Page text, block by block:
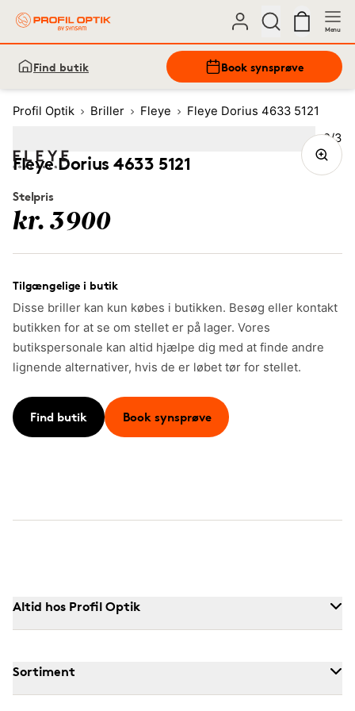
Menu
Find butik Book synsprøve
Profil Optik Briller Fleye Fleye Dorius 4633 5121
Fleye Dorius 4633 5121
Stelpris
kr. 3900
Tilgængelige i butik
Disse briller kan kun købes i butikken. Besøg eller kontakt
butikken for at se om stellet er på lager. Vores
butikspersonale kan altid hjælpe dig med at finde andre
lignende alternativer, hvis de er løbet tør for stellet.
Find butik Book synsprøve
2/3
Image 3
Altid hos Profil Optik
Sortiment